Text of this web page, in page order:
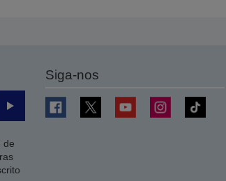
Enviar
de
Siga-nos